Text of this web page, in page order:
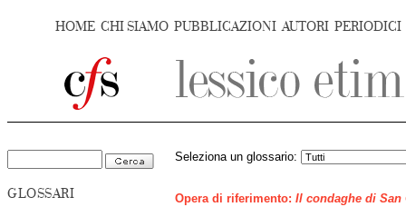
HOME CHI SIAMO PUBBLICAZIONI AUTORI PERIODICI
GLOSSARI
Seleziona un glossario:
Opera di riferimento: Il condaghe di San